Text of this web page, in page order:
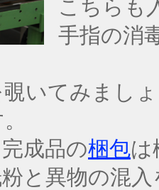
こちらも
手指の消
覗いてみまし
成品の梱包は
と異物の混